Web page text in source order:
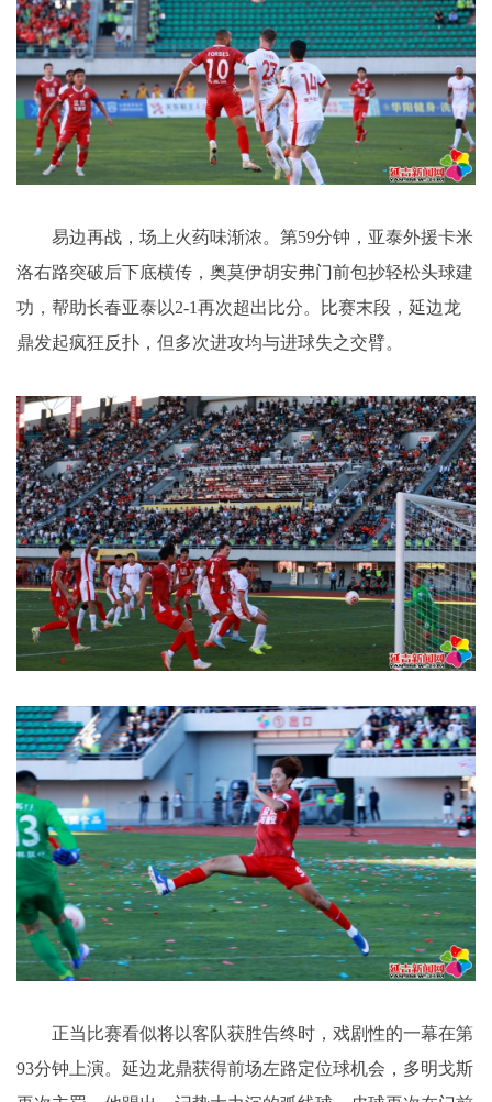
易边再战，场上火药味渐浓。第59分钟，亚泰外援卡米
洛右路突破后下底横传，奥莫伊胡安弗门前包抄轻松头球建
功，帮助长春亚泰以2-1再次超出比分。比赛末段，延边龙
鼎发起疯狂反扑，但多次进攻均与进球失之交臂。
正当比赛看似将以客队获胜告终时，戏剧性的一幕在第
93分钟上演。延边龙鼎获得前场左路定位球机会，多明戈斯